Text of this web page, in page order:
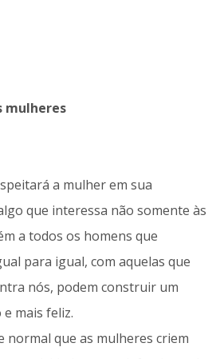
mulheres
a mulher em sua
que interessa não somente às
a todos os homens que
para igual, com aquelas que
nós, podem construir um
mais feliz.
normal que as mulheres criem